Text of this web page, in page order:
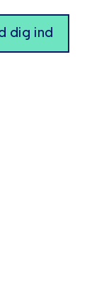
dig ind